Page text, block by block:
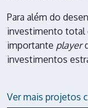
Para além do
investimento total
importante player
investimentos
Ver mais projetos